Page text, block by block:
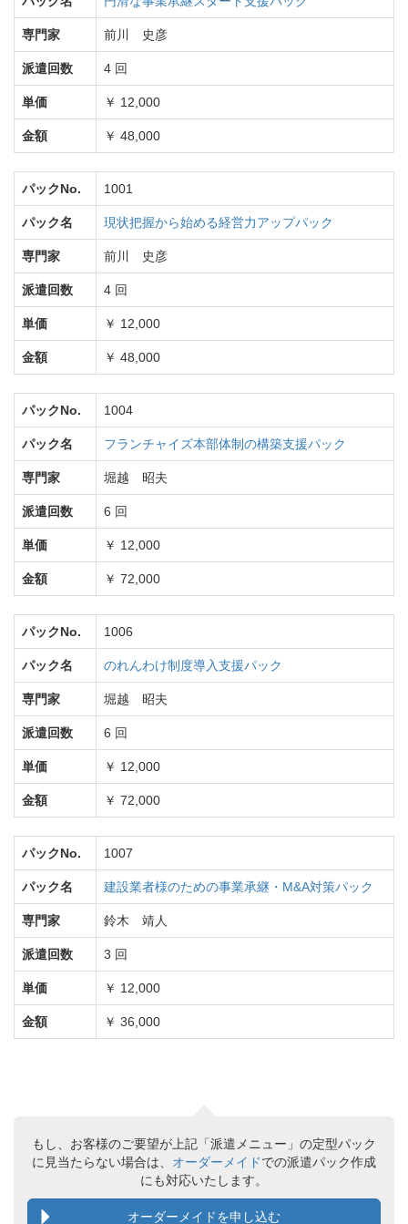
専門家 前川 史彦
派遣回数 4 回
単価 ￥ 12,000
金額 ￥ 48,000
パックNo. 1001
パック名 現状把握から始める経営力アップパック
専門家 前川 史彦
派遣回数 4 回
単価 ￥ 12,000
金額 ￥ 48,000
パックNo. 1004
パック名 フランチャイズ本部体制の構築支援パック
専門家 堀越 昭夫
派遣回数 6 回
単価 ￥ 12,000
金額 ￥ 72,000
パックNo. 1006
パック名 のれんわけ制度導入支援パック
専門家 堀越 昭夫
派遣回数 6 回
単価 ￥ 12,000
金額 ￥ 72,000
パックNo. 1007
パック名 建設業者様のための事業承継・M&A対策パック
専門家 鈴木 靖人
派遣回数 3 回
単価 ￥ 12,000
金額 ￥ 36,000
もし、お客様のご要望が上記「派遣メニュー」の定型パック
に見当たらない場合は、 オーダーメイドでの派遣パック作成
にも対応いたします。
オーダーメイドを申し込む